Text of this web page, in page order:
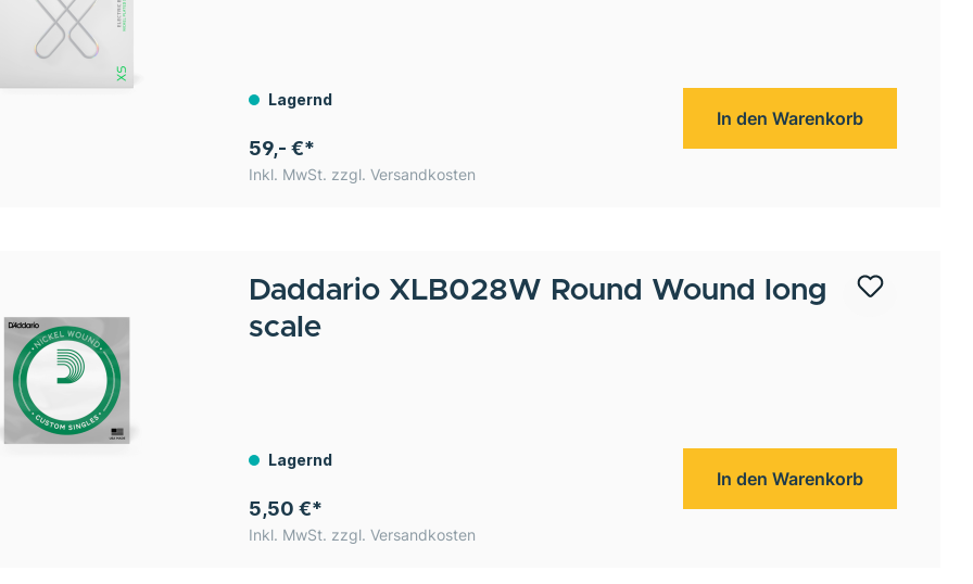
Lagernd
59,- €*
Inkl. MwSt. zzgl. Versandkosten
In den Warenkorb
Daddario XLB028W Round Wound long
scale
Lagernd
5,50 €*
Inkl. MwSt. zzgl. Versandkosten
In den Warenkorb